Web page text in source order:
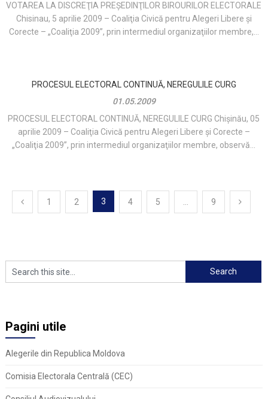
VOTAREA LA DISCREŢIA PREŞEDINŢILOR BIROURILOR ELECTORALE
Chisinau, 5 aprilie 2009 – Coaliţia Civică pentru Alegeri Libere şi
Corecte – „Coaliţia 2009”, prin intermediul organizaţiilor membre,...
PROCESUL ELECTORAL CONTINUĂ, NEREGULILE CURG
01.05.2009
PROCESUL ELECTORAL CONTINUĂ, NEREGULILE CURG Chișinău, 05
aprilie 2009 – Coaliţia Civică pentru Alegeri Libere şi Corecte –
„Coaliţia 2009”, prin intermediul organizaţiilor membre, observă...
Navigare
1 2 3 4 5 … 9
Pagini utile
Alegerile din Republica Moldova
Comisia Electorala Centrală (CEC)